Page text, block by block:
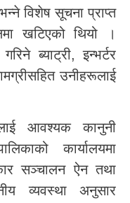
विशेष सूचना प्राप्त
खटिएको थियो ।
ब्याट्री, इन्भर्टर
उनीहरूलाई
आवश्यक कानुनी
कार्यालयमा
सञ्चालन ऐन तथा
व्यवस्था अनुसार